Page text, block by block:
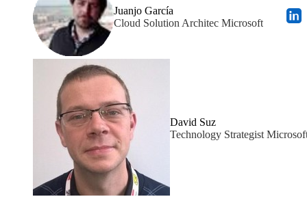
Juanjo García
Cloud Solution Architec Microsoft
David Suz
Technology Strategist